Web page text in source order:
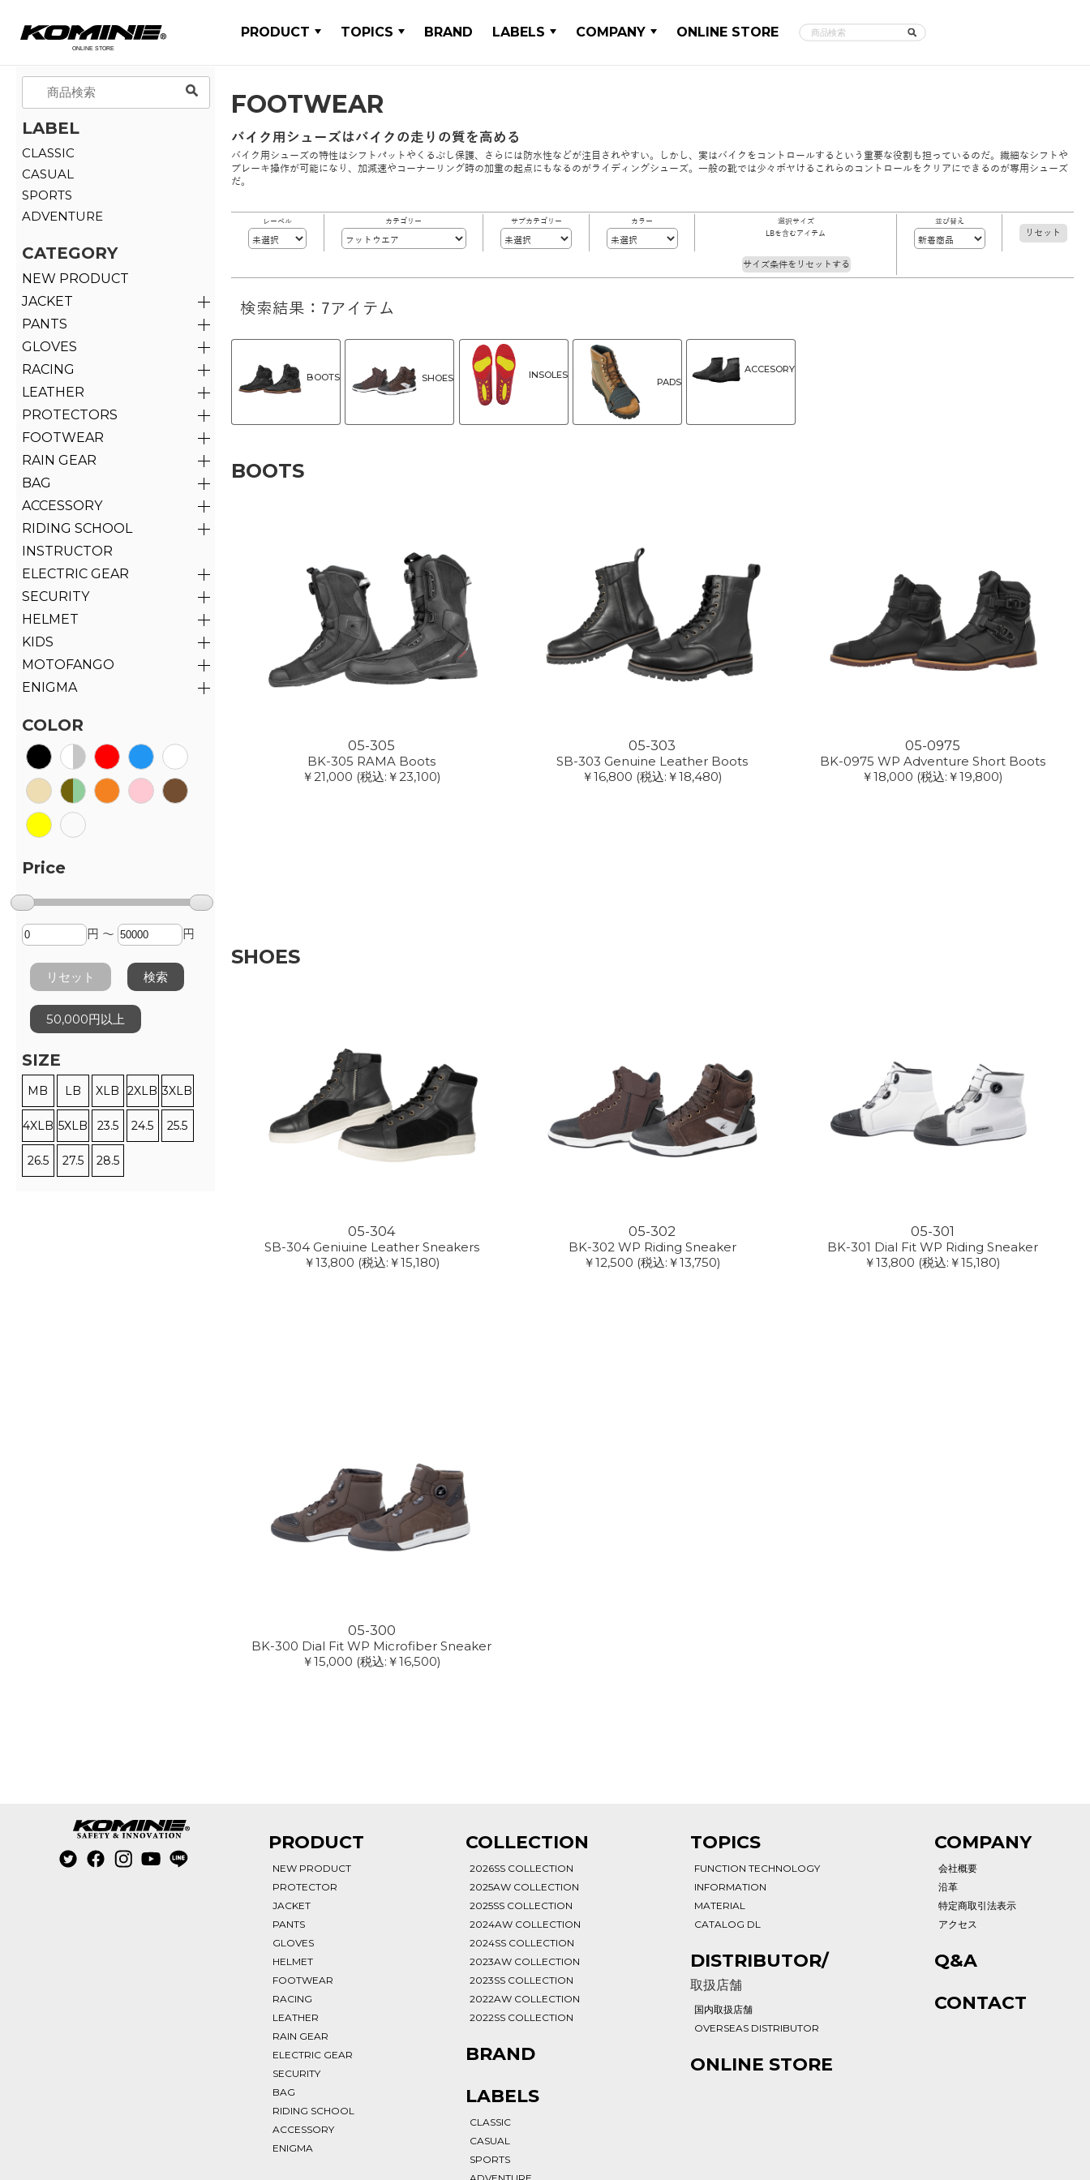
PRODUCT TOPICS BRAND LABELS COMPANY ONLINE STORE
LABEL
CLASSIC
CASUAL
SPORTS
ADVENTURE
CATEGORY
NEW PRODUCT
JACKET
PANTS
GLOVES
RACING
LEATHER
PROTECTORS
FOOTWEAR
RAIN GEAR
BAG
ACCESSORY
RIDING SCHOOL
INSTRUCTOR
ELECTRIC GEAR
SECURITY
HELMET
KIDS
MOTOFANGO
ENIGMA
COLOR
Price
円 ～ 円
リセット 検索
50,000円以上
SIZE
MB LB XLB 2XLB 3XLB
4XLB 5XLB 23.5 24.5 25.5
26.5 27.5 28.5
FOOTWEAR
バイク用シューズはバイクの走りの質を高める
バイク用シューズの特性はシフトパットやくるぶし保護、さらには防水性などが注目されやすい。しかし、実はバイクをコントロールするという重要な役割も担っているのだ。繊細なシフトや
ブレーキ操作が可能になり、加減速やコーナーリング時の加重の起点にもなるのがライディングシューズ。一般の靴では少々ボヤけるこれらのコントロールをクリアにできるのが専用シューズ
だ。
レーベル カテゴリー サブカテゴリー カラー
選択サイズ
LBを含むアイテム
サイズ条件をリセットする
並び替え
リセット
検索結果：7アイテム
BOOTS SHOES INSOLES
PADS
ACCESORY
BOOTS
05-305
BK-305 RAMA Boots
￥21,000 (税込:￥23,100)
05-303
SB-303 Genuine Leather Boots
￥16,800 (税込:￥18,480)
05-0975
BK-0975 WP Adventure Short Boots
￥18,000 (税込:￥19,800)
SHOES
05-304
SB-304 Geniuine Leather Sneakers
￥13,800 (税込:￥15,180)
05-302
BK-302 WP Riding Sneaker
￥12,500 (税込:￥13,750)
05-301
BK-301 Dial Fit WP Riding Sneaker
￥13,800 (税込:￥15,180)
05-300
BK-300 Dial Fit WP Microfiber Sneaker
￥15,000 (税込:￥16,500)
PRODUCT
NEW PRODUCT
PROTECTOR
JACKET
PANTS
GLOVES
HELMET
FOOTWEAR
RACING
LEATHER
RAIN GEAR
ELECTRIC GEAR
SECURITY
BAG
RIDING SCHOOL
ACCESSORY
ENIGMA
COLLECTION
2026SS COLLECTION
2025AW COLLECTION
2025SS COLLECTION
2024AW COLLECTION
2024SS COLLECTION
2023AW COLLECTION
2023SS COLLECTION
2022AW COLLECTION
2022SS COLLECTION
BRAND
LABELS
CLASSIC
CASUAL
SPORTS
TOPICS
FUNCTION TECHNOLOGY
INFORMATION
MATERIAL
CATALOG DL
DISTRIBUTOR/
取扱店舗
国内取扱店舗
OVERSEAS DISTRIBUTOR
ONLINE STORE
COMPANY
会社概要
沿革
特定商取引法表示
アクセス
Q&A
CONTACT